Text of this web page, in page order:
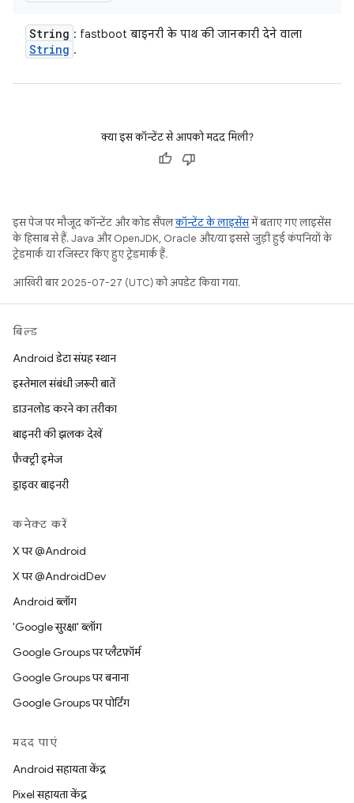
String : fastboot बाइनरी के पाथ की जानकारी देने वाला
String .
क्या इस कॉन्टेंट से आपको मदद मिली?
इस पेज पर मौजूद कॉन्टेंट और कोड सैंपलकॉन्टेंट के लाइसेंसमें बताए गए लाइसेंस
के हिसाब से हैं. Java और OpenJDK, Oracle और/या इससे जुड़ी हुई कंपनियों के
ट्रेडमार्क या रजिस्टर किए हुए ट्रेडमार्क हैं.
आखिरी बार 2025-07-27 (UTC) को अपडेट किया गया.
बिल्ड
Android डेटा संग्रह स्थान
इस्तेमाल संबंधी ज़रूरी बातें
डाउनलोड करने का तरीका
बाइनरी की झलक देखें
फ़ैक्ट्री इमेज
ड्राइवर बाइनरी
कनेक्ट करें
X पर @Android
X पर @AndroidDev
Android ब्लॉग
'Google सुरक्षा' ब्लॉग
Google Groups पर प्लैटफ़ॉर्म
Google Groups पर बनाना
Google Groups पर पोर्टिंग
मदद पाएं
Android सहायता केंद्र
Pixel सहायता केंद्र